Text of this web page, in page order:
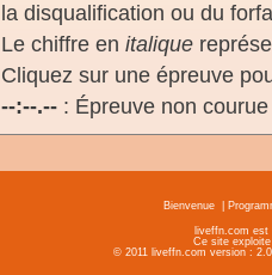
la disqualification ou du
Le chiffre en italique
Cliquez sur une épreuve
--:--.--: Épreuve non
Bienvenue
liveffn.com est
Ce site
© 2011 liveffn.com version :